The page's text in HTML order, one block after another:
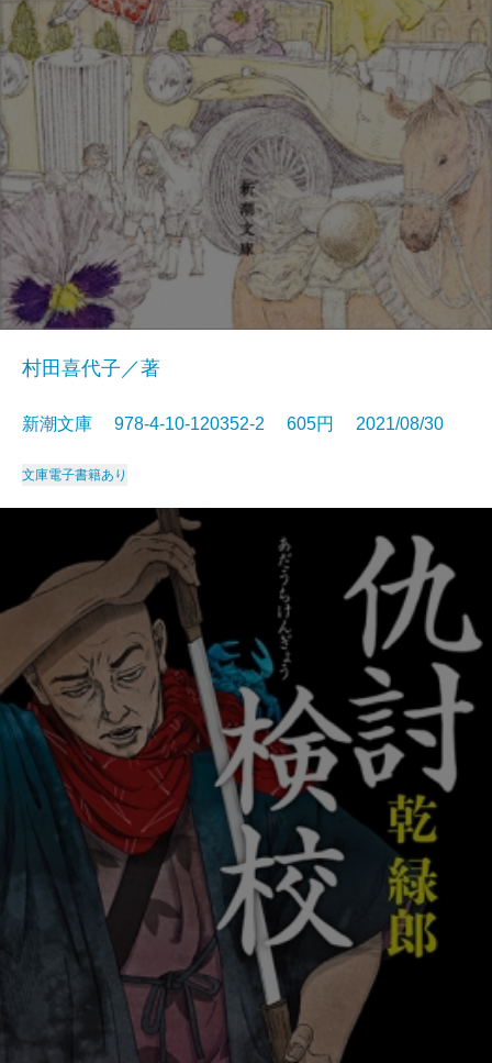
村田喜代子／著
新潮文庫 978-4-10-120352-2 605円 2021/08/30
文庫電子書籍あり